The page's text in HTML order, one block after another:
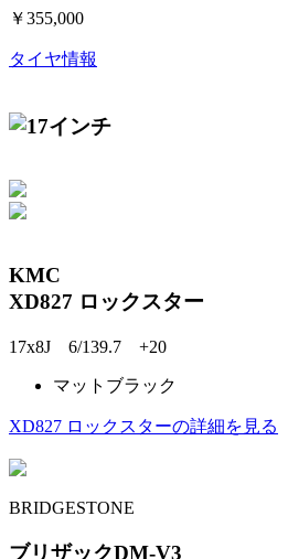
￥355,000
タイヤ情報
KMC
XD827 ロックスター
17x8J 6/139.7 +20
マットブラック
XD827 ロックスターの詳細を見る
BRIDGESTONE
ブリザックDM-V3